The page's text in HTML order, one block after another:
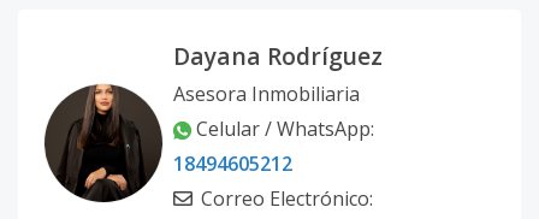
Dayana Rodríguez
Asesora Inmobiliaria
Celular / WhatsApp:
18494605212
Correo Electrónico: